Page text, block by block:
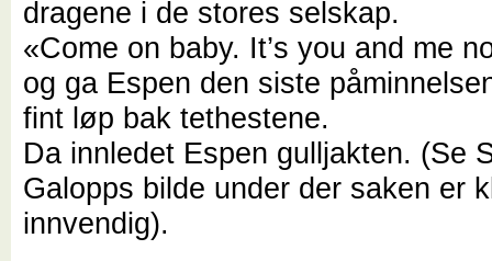
dragene i de stores selskap.
«Come on baby. It’s you and me
og ga Espen den siste
fint løp bak tethestene.
Da innledet Espen gulljakten. (Se
Galopps bilde under der saken er
innvendig).